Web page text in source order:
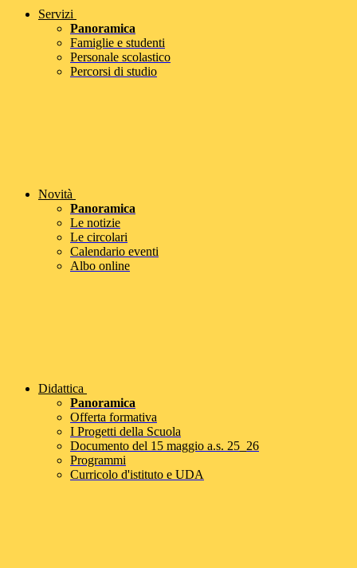
Servizi
Panoramica
Famiglie e studenti
Personale scolastico
Percorsi di studio
Novità
Panoramica
Le notizie
Le circolari
Calendario eventi
Albo online
Didattica
Panoramica
Offerta formativa
I Progetti della Scuola
Documento del 15 maggio a.s. 25_26
Programmi
Curricolo d'istituto e UDA